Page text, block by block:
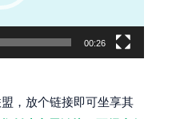
00:26
，放个链接即可坐享其